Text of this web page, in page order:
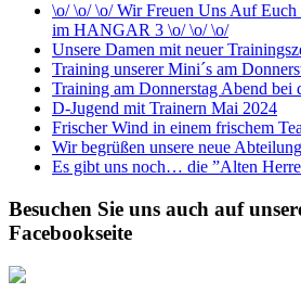
\o/ \o/ \o/ Wir Freuen Uns Auf
im HANGAR 3 \o/ \o/ \o/
Unsere Damen mit neuer
Training unserer Mini´s am
Training am Donnerstag Abend bei
D-Jugend mit Trainern Mai 2024
Frischer Wind in einem frischem
Wir begrüßen unsere neue
Es gibt uns noch… die ”Alten
Besuchen Sie uns auch auf
Facebookseite